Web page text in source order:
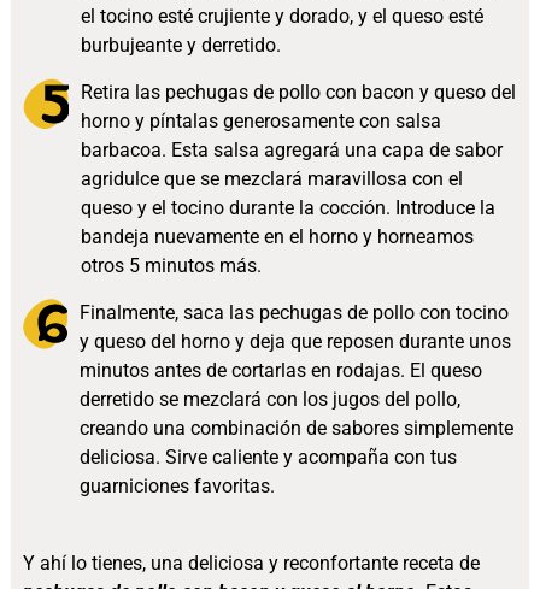
el tocino esté crujiente y dorado, y el queso esté
burbujeante y derretido.
Retira las pechugas de pollo con bacon y queso del
horno y píntalas generosamente con salsa
barbacoa. Esta salsa agregará una capa de sabor
agridulce que se mezclará maravillosa con el
queso y el tocino durante la cocción. Introduce la
bandeja nuevamente en el horno y horneamos
otros 5 minutos más.
Finalmente, saca las pechugas de pollo con tocino
y queso del horno y deja que reposen durante unos
minutos antes de cortarlas en rodajas. El queso
derretido se mezclará con los jugos del pollo,
creando una combinación de sabores simplemente
deliciosa. Sirve caliente y acompaña con tus
guarniciones favoritas.
Y ahí lo tienes, una deliciosa y reconfortante receta de